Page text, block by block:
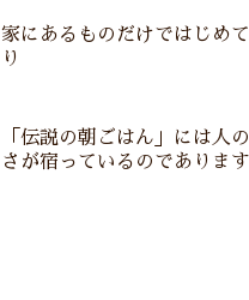
家にあるものだけではじめ
り
「伝説の朝ごはん」には人
さが宿っているのであります